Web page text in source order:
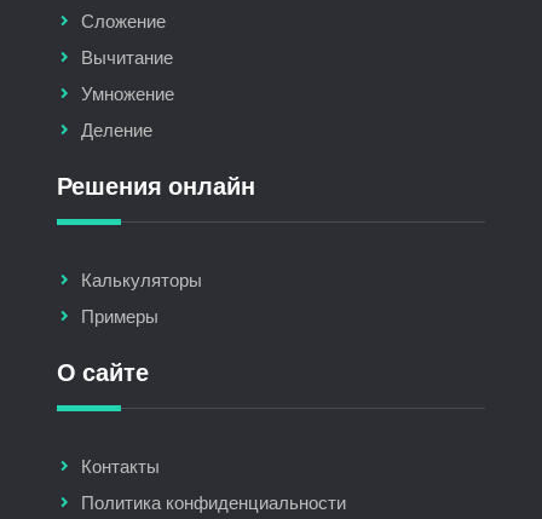
Сложение
Вычитание
Умножение
Деление
Решения онлайн
Калькуляторы
Примеры
О сайте
Контакты
Политика конфиденциальности